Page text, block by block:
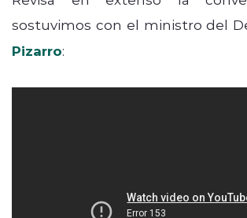
sostuvimos con el ministro del
Pizarro: